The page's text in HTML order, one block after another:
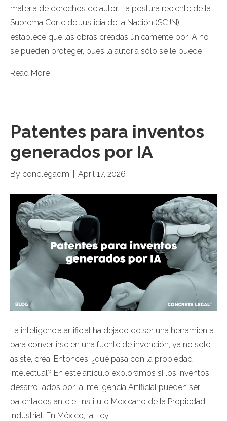
materia de derechos de autor. La postura reciente de la
Suprema Corte de Justicia de la Nación (SCJN)
establece que las obras creadas únicamente por IA no
se pueden proteger, pues la autoría sólo se le puede…
Read More
Patentes para inventos
generados por IA
By conclegadm April 17, 2026
La inteligencia artificial ha dejado de ser una herramienta
para convertirse en una fuente de invención, ya no solo
asiste, crea. Entonces, ¿qué pasa con la propiedad
intelectual? En este artículo exploramos si los inventos
desarrollados por la Inteligencia Artificial pueden ser
patentados ante el Instituto Mexicano de la Propiedad
Industrial. En México, la Ley…